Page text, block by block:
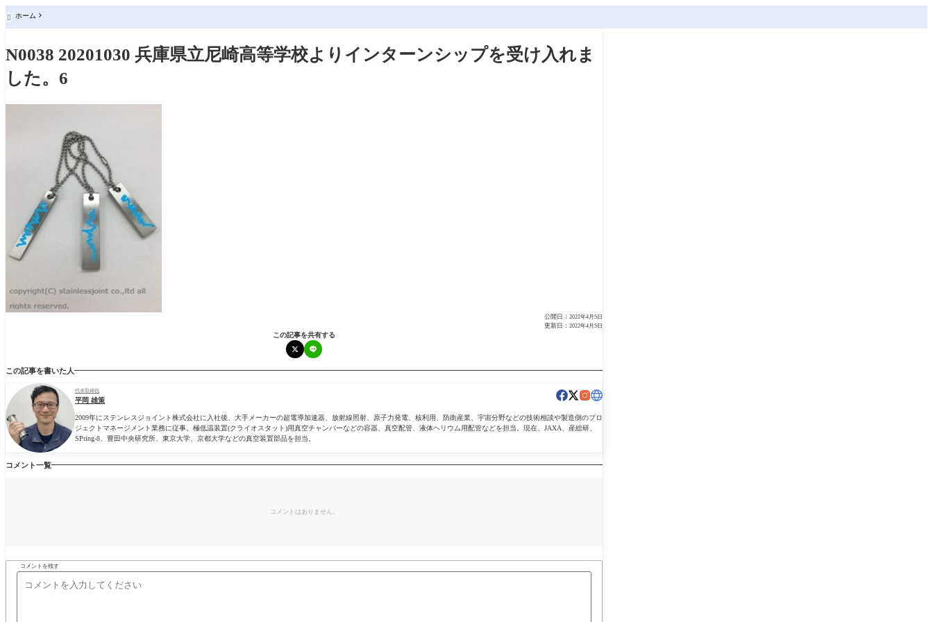
 ホーム
N0038 20201030 兵庫県立尼崎高等学校よりインターンシップを受け入れま
した。6
公開日： 2022年4月5日
更新日： 2022年4月5日
この記事を共有する
この記事を書いた人
代表取締役
平岡 雄策
2009年にステンレスジョイント株式会社に入社後、大手メーカーの超電導加速器、放射線照射、原子力発電、核利用、防衛産業、宇宙分野などの技術相談や製造側のプロ
ジェクトマネージメント業務に従事。極低温装置(クライオスタット)用真空チャンバーなどの容器、真空配管、液体ヘリウム用配管などを担当。現在、JAXA、産総研、
SPring-8、豊田中央研究所、東京大学、京都大学などの真空装置部品を担当。
コメント一覧
コメントはありません。
コメントを残す